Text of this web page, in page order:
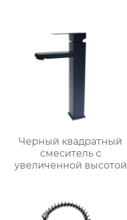
Черный квадратный
смеситель с
увеличенной высотой